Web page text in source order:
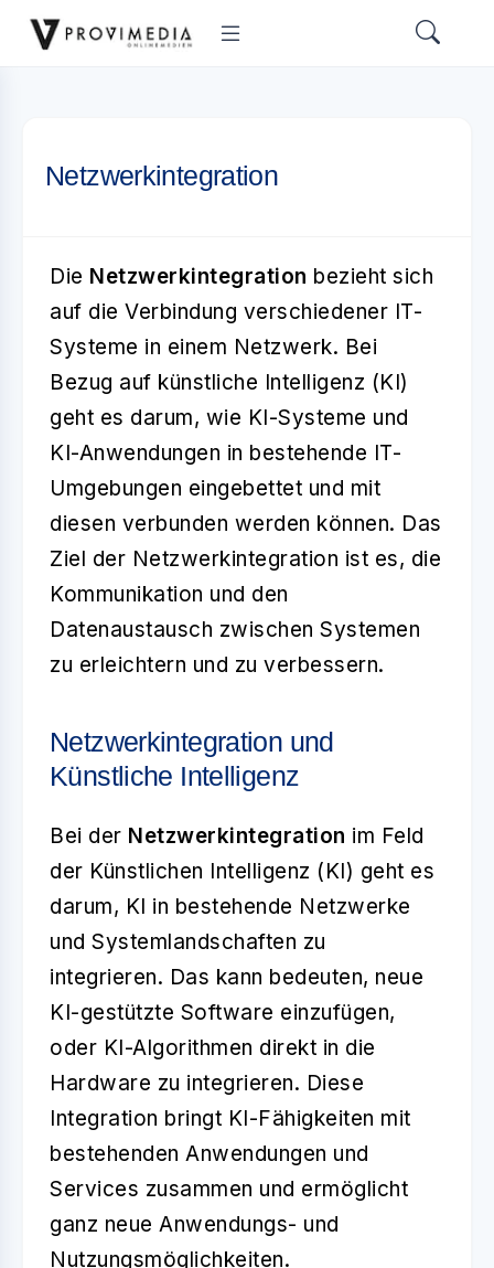
Netzwerkintegration
Die Netzwerkintegration bezieht sich
auf die Verbindung verschiedener IT-
Systeme in einem Netzwerk. Bei
Bezug auf künstliche Intelligenz (KI)
geht es darum, wie KI-Systeme und
KI-Anwendungen in bestehende IT-
Umgebungen eingebettet und mit
diesen verbunden werden können. Das
Ziel der Netzwerkintegration ist es, die
Kommunikation und den
Datenaustausch zwischen Systemen
zu erleichtern und zu verbessern.
Netzwerkintegration und
Künstliche Intelligenz
Bei der Netzwerkintegration im Feld
der Künstlichen Intelligenz (KI) geht es
darum, KI in bestehende Netzwerke
und Systemlandschaften zu
integrieren. Das kann bedeuten, neue
KI-gestützte Software einzufügen,
oder KI-Algorithmen direkt in die
Hardware zu integrieren. Diese
Integration bringt KI-Fähigkeiten mit
bestehenden Anwendungen und
Services zusammen und ermöglicht
ganz neue Anwendungs- und
Nutzungsmöglichkeiten.